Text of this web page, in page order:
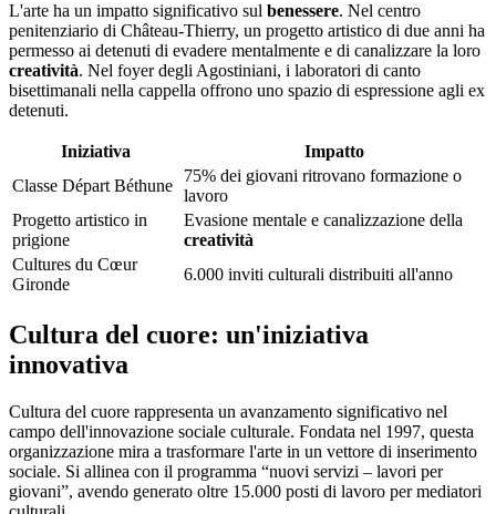
L'arte ha un impatto significativo sul benessere. Nel centro
penitenziario di Château-Thierry, un progetto artistico di due anni ha
permesso ai detenuti di evadere mentalmente e di canalizzare la loro
creatività. Nel foyer degli Agostiniani, i laboratori di canto
bisettimanali nella cappella offrono uno spazio di espressione agli ex
detenuti.
Iniziativa
Impatto
Classe Départ Béthune
75% dei giovani ritrovano formazione o
lavoro
Progetto artistico in
prigione
Evasione mentale e canalizzazione della
creatività
Cultures du Cœur
Gironde
6.000 inviti culturali distribuiti all'anno
Cultura del cuore: un'iniziativa
innovativa
Cultura del cuore rappresenta un avanzamento significativo nel
campo dell'innovazione sociale culturale. Fondata nel 1997, questa
organizzazione mira a trasformare l'arte in un vettore di inserimento
sociale. Si allinea con il programma “nuovi servizi – lavori per
giovani”, avendo generato oltre 15.000 posti di lavoro per mediatori